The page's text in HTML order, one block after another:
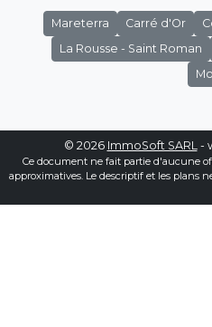
Mareterra Carré d'Or
La Rousse - Saint Roman
© 2026 ImmoSoft SARL-
Ce document ne fait partie d'aucune
approximatives. Le descriptif et les plans